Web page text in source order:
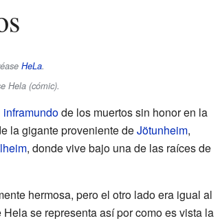
HeLa.
Hela (cómic).
inframundode los muertos sin honor en la
la gigante proveniente deJötunheim,
, donde vive bajo una de las raíces de
hermosa, pero el otro lado era igual al
se representa así por como es vista la